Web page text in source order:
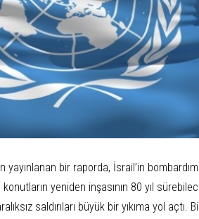
yayınlanan bir raporda, İsrail’in
yeniden inşasının 80 yıl
saldırıları büyük bir yıkıma yol açtı.